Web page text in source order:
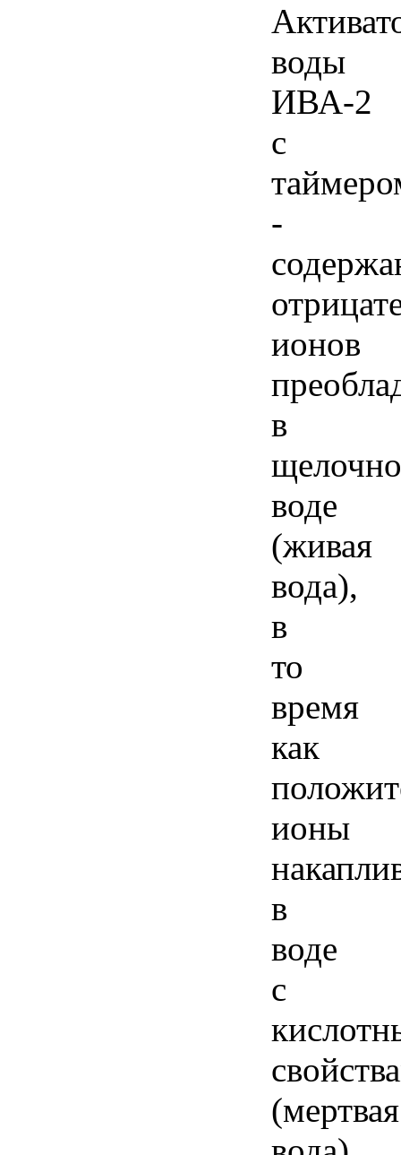
воды
ИВА-2
с
-
ионов
в
воде
(живая
вода),
в
то
время
как
ионы
в
воде
с
(мертвая